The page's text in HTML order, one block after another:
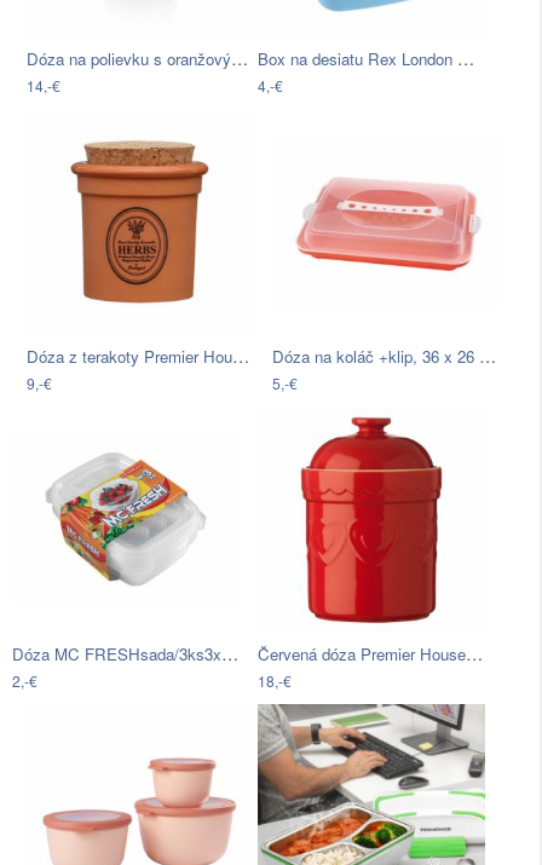
Dóza na polievku s oranžovým viečkom…
14,-€
Box na desiatu Rex London Charlie The…
4,-€
Dóza z terakoty Premier Housewares…
9,-€
Dóza na koláč +klip, 36 x 26 cm
5,-€
Dóza MC FRESHsada/3ks3x0,9l
2,-€
Červená dóza Premier Housewares Sweet…
18,-€